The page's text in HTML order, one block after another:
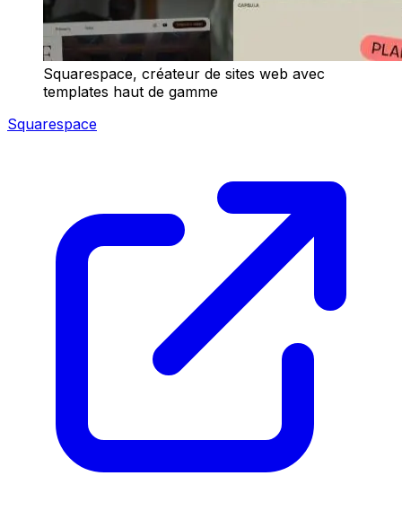
Squarespace, créateur de sites web avec
templates haut de gamme
Squarespace